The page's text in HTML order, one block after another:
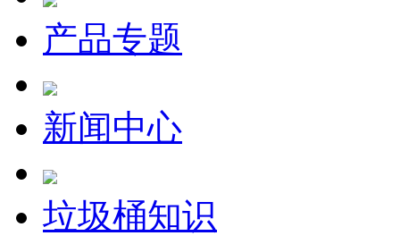
产品专题
新闻中心
垃圾桶知识